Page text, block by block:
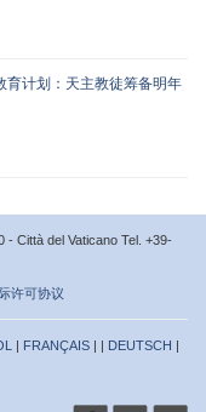
育计划：天主教徒筹备明年
- Città del Vaticano Tel. +39-
许可协议
| FRANÇAIS | | DEUTSCH |